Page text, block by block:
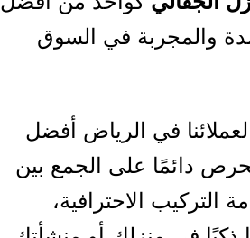
والمجربة في السوق
في الرياض أفضل
دائمًا على الجمع بين
التركيب الاحترافية،